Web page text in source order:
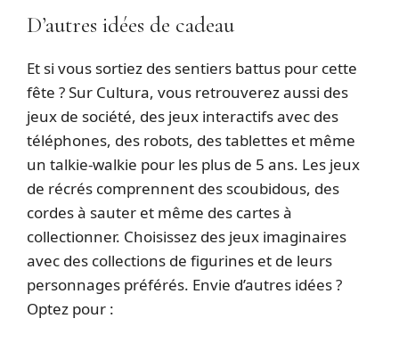
D’autres idées de cadeau
Et si vous sortiez des sentiers battus pour cette
fête ? Sur Cultura, vous retrouverez aussi des
jeux de société, des jeux interactifs avec des
téléphones, des robots, des tablettes et même
un talkie-walkie pour les plus de 5 ans. Les jeux
de récrés comprennent des scoubidous, des
cordes à sauter et même des cartes à
collectionner. Choisissez des jeux imaginaires
avec des collections de figurines et de leurs
personnages préférés. Envie d’autres idées ?
Optez pour :